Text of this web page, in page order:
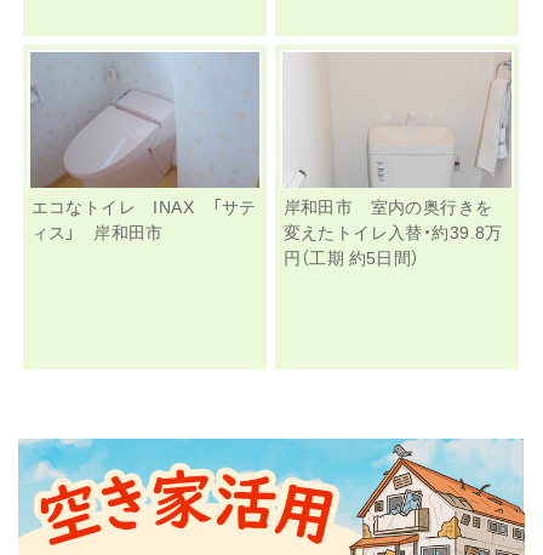
エコなトイレ INAX 「サテ
ィス」 岸和田市
岸和田市 室内の奥行きを
変えたトイレ入替・約39.8万
円（工期 約5日間）